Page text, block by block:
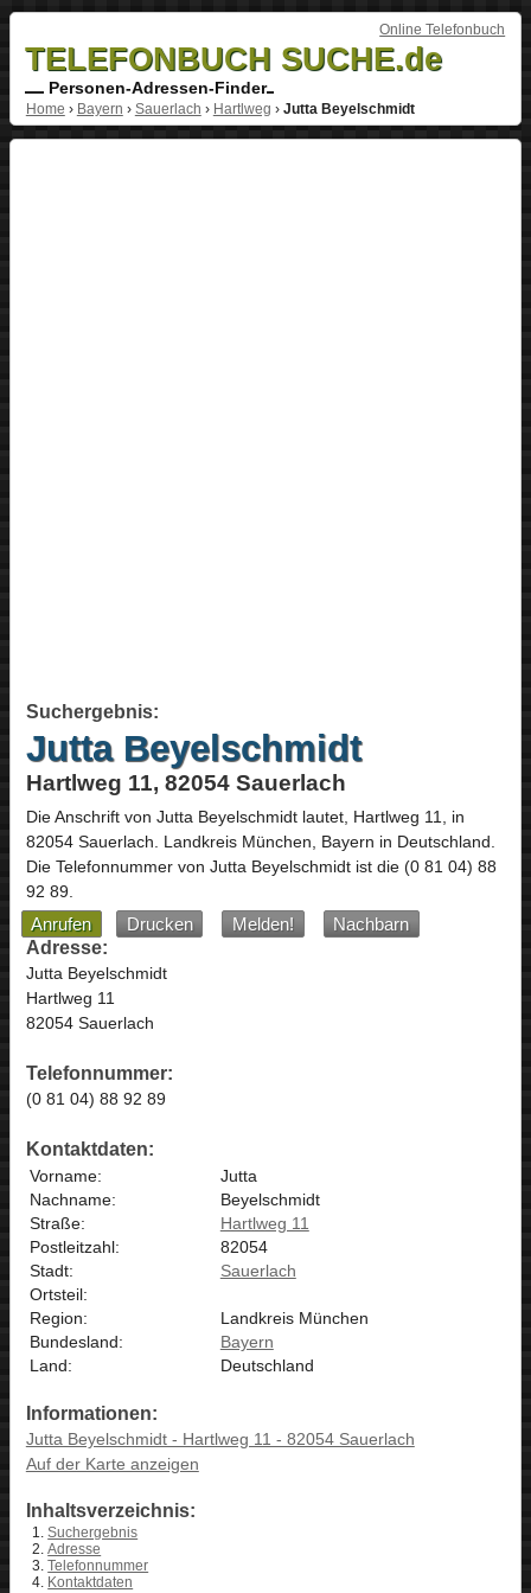
Online Telefonbuch
TELEFONBUCH SUCHE.de
Personen-Adressen-Finder
Home › Bayern › Sauerlach › Hartlweg › Jutta Beyelschmidt
Suchergebnis:
Jutta Beyelschmidt
Hartlweg 11, 82054 Sauerlach
Die Anschrift von Jutta Beyelschmidtlautet, Hartlweg 11, in
82054 Sauerlach. Landkreis München, Bayern in Deutschland.
Die Telefonnummer von Jutta Beyelschmidt ist die (0 81 04) 88
92 89.
Anrufen Drucken Melden!
Nachbarn
Adresse:
Jutta Beyelschmidt
Hartlweg 11
82054 Sauerlach
Telefonnummer:
(0 81 04) 88 92 89
Kontaktdaten:
Vorname:
Jutta
Nachname:
Beyelschmidt
Straße:
Hartlweg 11
Postleitzahl:
82054
Stadt:
Sauerlach
Ortsteil:
Region:
Landkreis München
Bundesland:
Bayern
Land:
Deutschland
Informationen:
Jutta Beyelschmidt - Hartlweg 11 - 82054 Sauerlach
Auf der Karte anzeigen
Inhaltsverzeichnis:
Suchergebnis
Adresse
Telefonnummer
Kontaktdaten